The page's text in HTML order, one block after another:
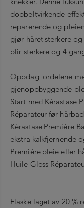
dobbeltvirkende
reparerende og
gjør håret sterkere
blir sterkere og 4
Oppdag fordelene
gjenoppbyggende
Start med Kérastase
Réparateur før
Kérastase Première
ekstra kalkfjernende
Première pleie eller
Huile Gloss
Flaske laget av 20 %